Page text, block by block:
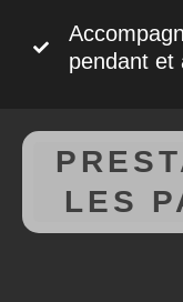
pendant et
LES